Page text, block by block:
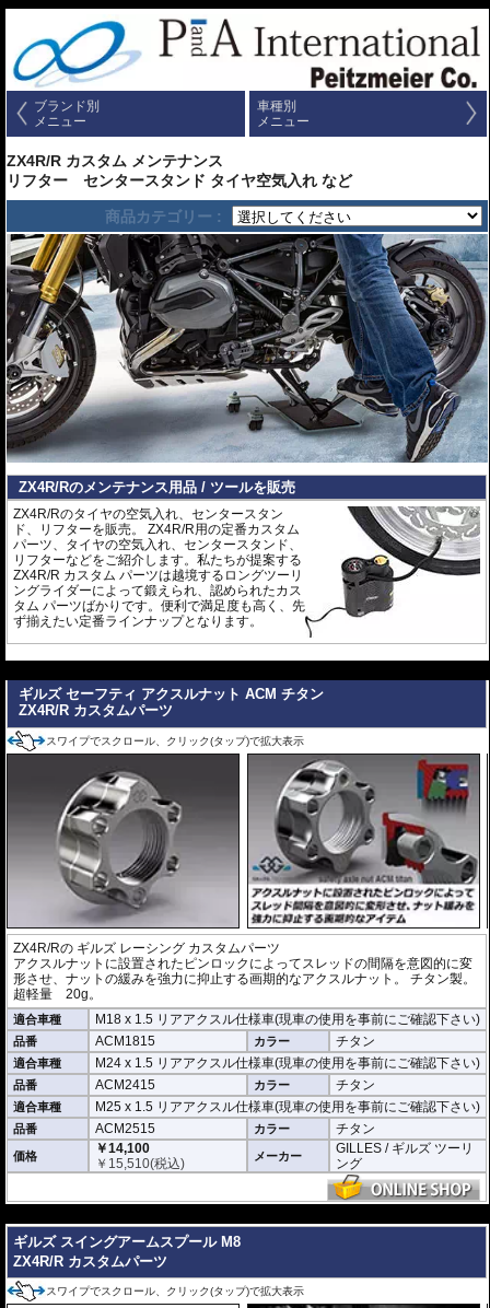
ブランド別
メニュー
車種別
メニュー
ZX4R/R カスタム メンテナンス
リフター センタースタンド タイヤ空気入れ など
商品カテゴリー :
ZX4R/Rのメンテナンス用品 / ツールを販売
ZX4R/Rのタイヤの空気入れ、センタースタン
ド、リフターを販売。 ZX4R/R用の定番カスタム
パーツ、タイヤの空気入れ、センタースタンド、
リフターなどをご紹介します。私たちが提案する
ZX4R/R カスタム パーツは越境するロングツーリ
ングライダーによって鍛えられ、認められたカス
タム パーツばかりです。便利で満足度も高く、先
ず揃えたい定番ラインナップとなります。
ギルズ セーフティ アクスルナット ACM チタン
ZX4R/R カスタムパーツ
スワイプでスクロール、クリック(タップ)で拡大表示
ZX4R/Rの ギルズ レーシング カスタムパーツ
アクスルナットに設置されたピンロックによってスレッドの間隔を意図的に変
形させ、ナットの緩みを強力に抑止する画期的なアクスルナット。 チタン製。
超軽量 20g。
適合車種 M18 x 1.5 リアアクスル仕様車(現車の使用を事前にご確認下さい)
品番 ACM1815 カラー チタン
適合車種 M24 x 1.5 リアアクスル仕様車(現車の使用を事前にご確認下さい)
品番 ACM2415 カラー チタン
適合車種 M25 x 1.5 リアアクスル仕様車(現車の使用を事前にご確認下さい)
品番 ACM2515 カラー チタン
価格
￥14,100
￥ 15,510(税込) メーカー
GILLES / ギルズ ツーリ
ング
ギルズ スイングアームスプール M8
ZX4R/R カスタムパーツ
スワイプでスクロール、クリック(タップ)で拡大表示